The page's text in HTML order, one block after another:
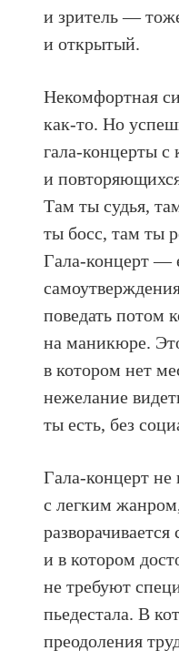
и зритель —
и открытый.
Некомфортная
как-то. Но
гала-концерты с
и
Там ты судья,
ты босс, там ты
Гала-концерт —
поведать потом
на маникюре.
в котором нет
нежелание
ты есть, без
Гала-концерт
с легким
и в котором
не требуют
пьедестала. В
преодоления